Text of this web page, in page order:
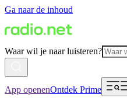
Ga naar de inhoud
Waar wil je naar luisteren?
App openenOntdek Prime